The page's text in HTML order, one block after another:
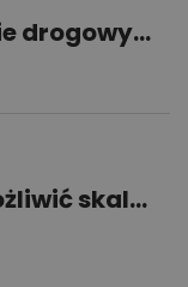
drogowy...
skal...